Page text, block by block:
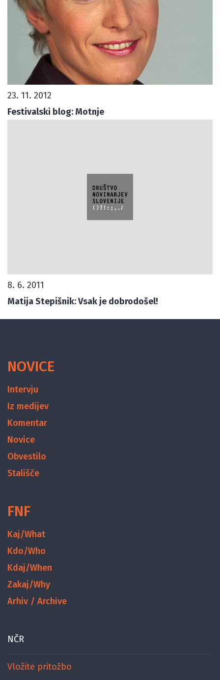
23. 11. 2012
Festivalski blog: Motnje
8. 6. 2011
Matija Stepišnik: Vsak je dobrodošel!
NOVICE
Intervju
Iz medijev
Komentar
Novice
Obvestilo
Stališče
FNF
Kaj/What
Kdo/Who
Kdaj/When
Zakaj/Why
Arhiv / Archive
NČR
Vložite pritožbo